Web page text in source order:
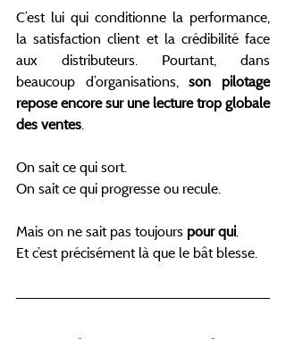
C’est lui qui conditionne la performance,
la satisfaction client et la crédibilité face
aux distributeurs. Pourtant, dans
beaucoup d’organisations, son pilotage
repose encore sur une lecture trop globale
des ventes.
On sait ce qui sort.
On sait ce qui progresse ou recule.
Mais on ne sait pas toujours pour qui.
Et c’est précisément là que le bât blesse.